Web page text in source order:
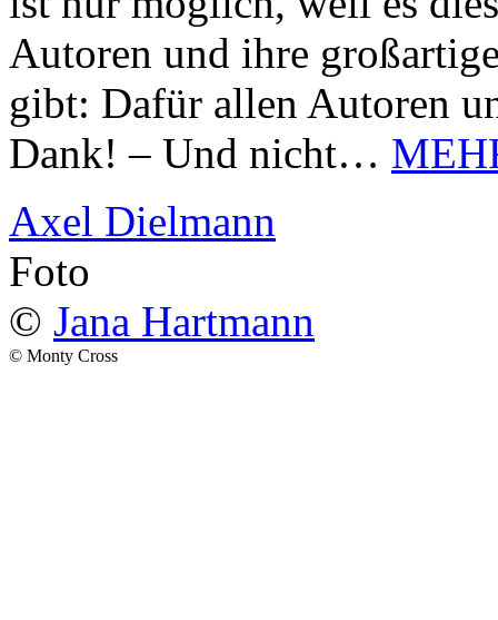
Autoren und ihre
gibt: Dafür allen Autoren
Dank! – Und nicht…
Axel Dielmann
Foto
© Jana Hartmann
© Monty Cross